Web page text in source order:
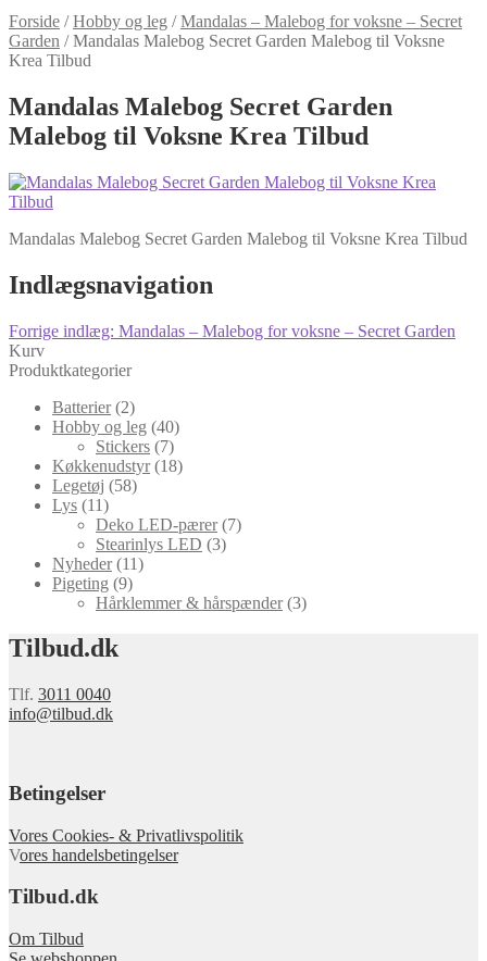
Forside /Hobby og leg /Mandalas – Malebog for voksne – Secret
Garden /Mandalas Malebog Secret Garden Malebog til Voksne
Krea Tilbud
Mandalas Malebog Secret Garden
Malebog til Voksne Krea Tilbud
Mandalas Malebog Secret Garden Malebog til Voksne Krea Tilbud
Indlægsnavigation
Forrige indlæg: Mandalas – Malebog for voksne – Secret Garden
Kurv
Produktkategorier
Batterier (2)
Hobby og leg (40)
Stickers (7)
Køkkenudstyr (18)
Legetøj (58)
Lys (11)
Deko LED-pærer (7)
Stearinlys LED (3)
Nyheder (11)
Pigeting (9)
Hårklemmer & hårspænder (3)
Tilbud.dk
Tlf. 3011 0040
info@tilbud.dk
Betingelser
Vores Cookies- & Privatlivspolitik
Vores handelsbetingelser
Tilbud.dk
Om Tilbud